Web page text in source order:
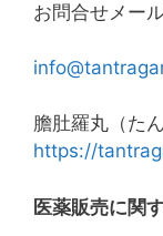
お問合せメー
膽肚羅丸（た
https://
医薬販売に関